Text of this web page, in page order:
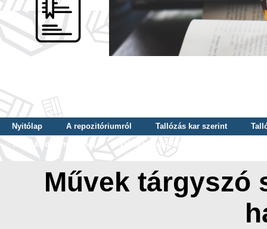
Nyitólap A repozitóriumról Tallózás kar szerint
Tallózás dátum szerint
Tallózás tudományterület szerint
Művek tárgyszó